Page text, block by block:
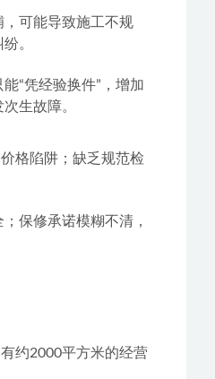
可能导致施工不规
。
“凭经验换件”，增加
生故障。
格陷阱；缺乏规范检
保修承诺模糊不清，
约2000平方米的经营